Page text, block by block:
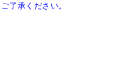
了承ください。